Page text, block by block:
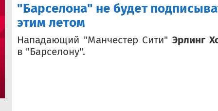
"Барселона" не будет
этим летом
Нападающий "Манчестер Сити" Эрлинг
в "Барселону".